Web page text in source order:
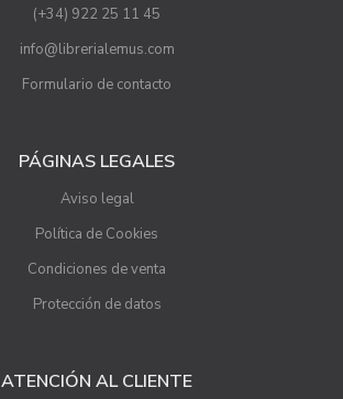
(+34) 922 25 11 45
info@librerialemus.com
Formulario de contacto
PÁGINAS LEGALES
Aviso legal
Política de Cookies
Condiciones de venta
Protección de datos
ATENCIÓN AL CLIENTE